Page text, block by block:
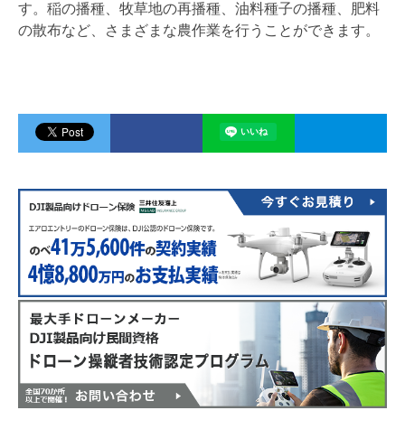
す。稲の播種、牧草地の再播種、油料種子の播種、肥料
の散布など、さまざまな農作業を行うことができます。